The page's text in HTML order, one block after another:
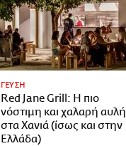
ΓΕΥΣΗ
Red Jane Grill: Η πιο
νόστιμη και χαλαρή αυλή
στα Χανιά (ίσως και στην
Ελλάδα)